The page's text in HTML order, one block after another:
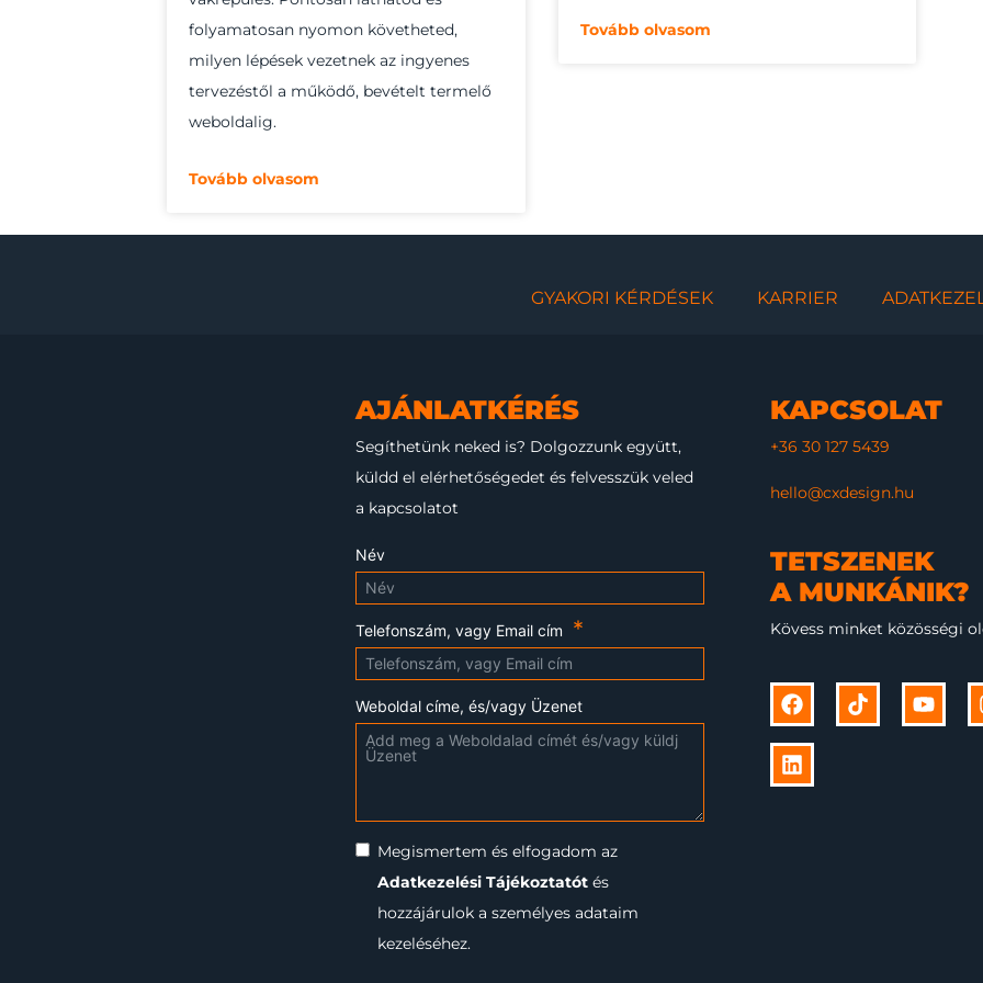
folyamatosan nyomon követheted,
milyen lépések vezetnek az ingyenes
tervezéstől a működő, bevételt termelő
weboldalig.
Tovább olvasom
Tovább olvasom
GYAKORI KÉRDÉSEK KARRIER
KAPCSOLAT
+36 30 127 5439
hello@cxdesign.hu
TETSZENEK
A MUNKÁNIK?
Kövess minket közösségi
AJÁNLATKÉRÉS
Segíthetünk neked is? Dolgozzunk együtt,
küldd el elérhetőségedet és felvesszük veled
a kapcsolatot
Név
Telefonszám, vagy Email cím
Weboldal címe, és/vagy Üzenet
Megismertem és elfogadom az
Adatkezelési Tájékoztatót és
hozzájárulok a személyes adataim
kezeléséhez.